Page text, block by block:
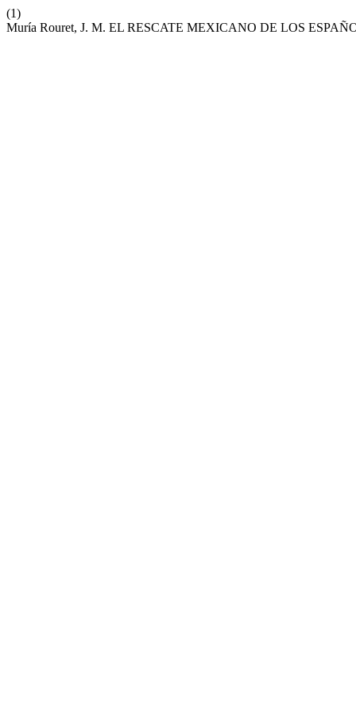
(1)
Muría Rouret, J. M. EL RESCATE MEXICANO DE LOS